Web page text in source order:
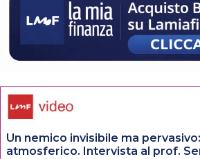
Un nemico invisibile ma
atmosferico. Intervista al prof.